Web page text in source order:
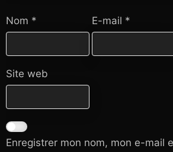
Nom * E-mail *
Site web
Enregistrer mon nom, mon e-mail